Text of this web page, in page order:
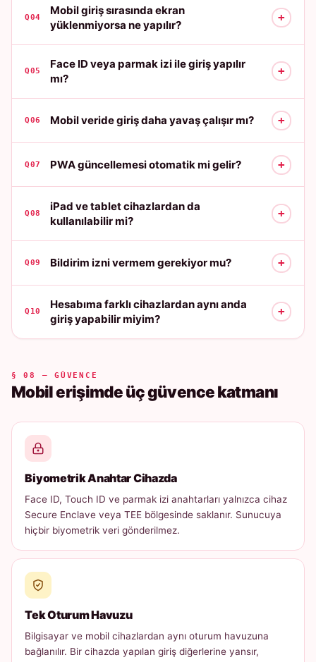
Q04
Mobil giriş sırasında ekran
yüklenmiyorsa ne yapılır?
+
Q05
Face ID veya parmak izi ile giriş yapılır
mı?
+
Q06 Mobil veride giriş daha yavaş çalışır mı? +
Q07 PWA güncellemesi otomatik mi gelir? +
Q08
iPad ve tablet cihazlardan da
kullanılabilir mi?
+
Q09 Bildirim izni vermem gerekiyor mu? +
Q10
Hesabıma farklı cihazlardan aynı anda
giriş yapabilir miyim?
+
§ 08 — GÜVENCE
Mobil erişimde üç güvence katmanı
Biyometrik Anahtar Cihazda
Face ID, Touch ID ve parmak izi anahtarları yalnızca cihaz
Secure Enclave veya TEE bölgesinde saklanır. Sunucuya
hiçbir biyometrik veri gönderilmez.
Tek Oturum Havuzu
Bilgisayar ve mobil cihazlardan aynı oturum havuzuna
bağlanılır. Bir cihazda yapılan giriş diğerlerine yansır,